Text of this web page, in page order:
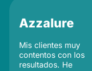
Azzalure
Mis clientes muy
contentos con los
resultados. He